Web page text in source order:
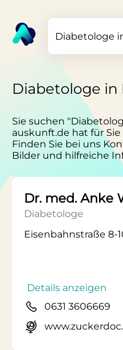
Diabetologe in
Sie suchen
auskunft.de hat für
Finden Sie bei uns
Bilder und hilfreiche
Dr. med. Anke
Diabetologe
Eisenbahnstraße 8-
Details anzeigen
0631 3606669